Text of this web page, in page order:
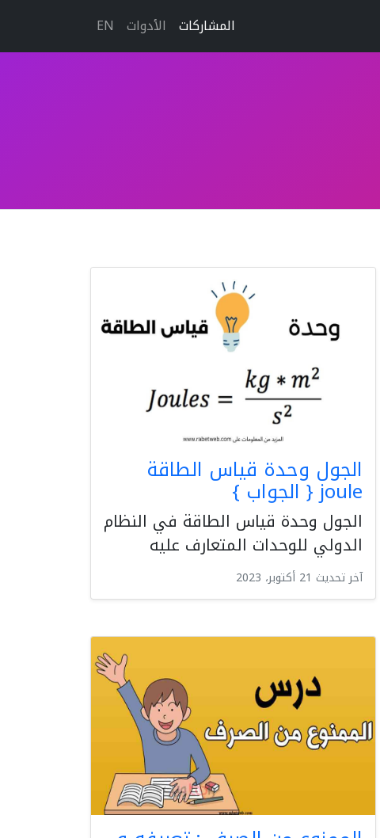
المشاركات الأدوات EN
الجول وحدة قياس الطاقة
joule { الجواب }
الجول وحدة قياس الطاقة في النظام
الدولي للوحدات المتعارف عليه
آخر تحديث 21 أكتوبر، 2023